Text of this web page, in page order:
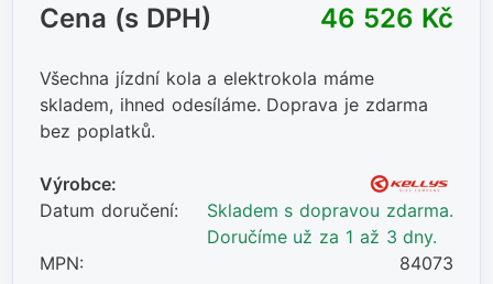
Cena (s DPH)
46 526 Kč
Všechna jízdní kola a elektrokola máme
skladem, ihned odesíláme. Doprava je zdarma
bez poplatků.
Výrobce:
Datum doručení:
Skladem s dopravou zdarma.
Doručíme už za 1 až 3 dny.
MPN:
84073